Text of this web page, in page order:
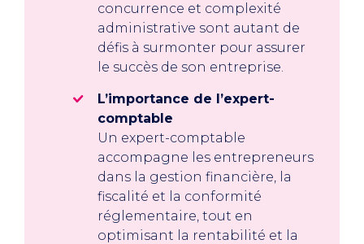
concurrence et complexité
administrative sont autant de
défis à surmonter pour assurer
le succès de son entreprise.
L’importance de l’expert-
comptable
Un expert-comptable
accompagne les entrepreneurs
dans la gestion financière, la
fiscalité et la conformité
réglementaire, tout en
optimisant la rentabilité et la